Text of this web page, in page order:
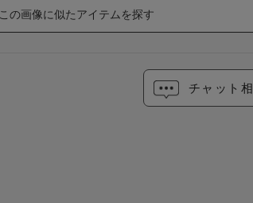
この画像に似たアイテムを探す
チャット